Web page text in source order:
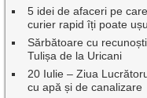
5 idei de afaceri pe
curier rapid îți poate
Sărbătoare cu
Tulișa de la Uricani
20 Iulie – Ziua
cu apă și de canalizare